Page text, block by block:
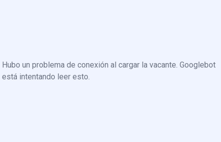
Hubo un problema de conexión al cargar la vacante. Googlebot
está intentando leer esto.